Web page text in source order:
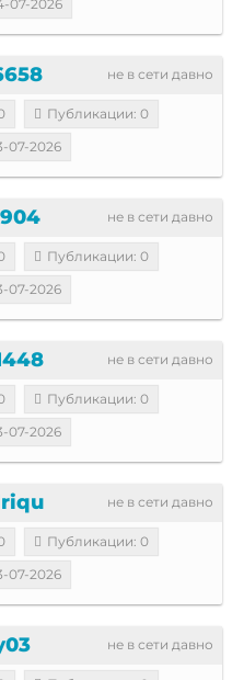
07-2026
не в сети давно
Публикации: 0
07-2026
не в сети давно
Публикации: 0
07-2026
не в сети давно
Публикации: 0
07-2026
не в сети давно
Публикации: 0
07-2026
не в сети давно